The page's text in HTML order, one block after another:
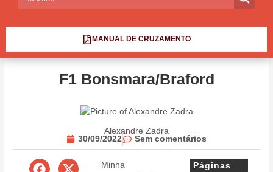
MANUAL DE CRUZAMENTO
F1 Bonsmara/Braford
Alexandre Zadra
30/09/2022 Sem comentários
Minha
Páginas